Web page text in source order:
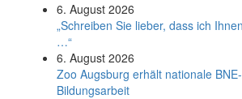
6. August 2026
„Schreiben Sie lieber, dass ich
…“
6. August 2026
Zoo Augsburg erhält nationale
Bildungsarbeit